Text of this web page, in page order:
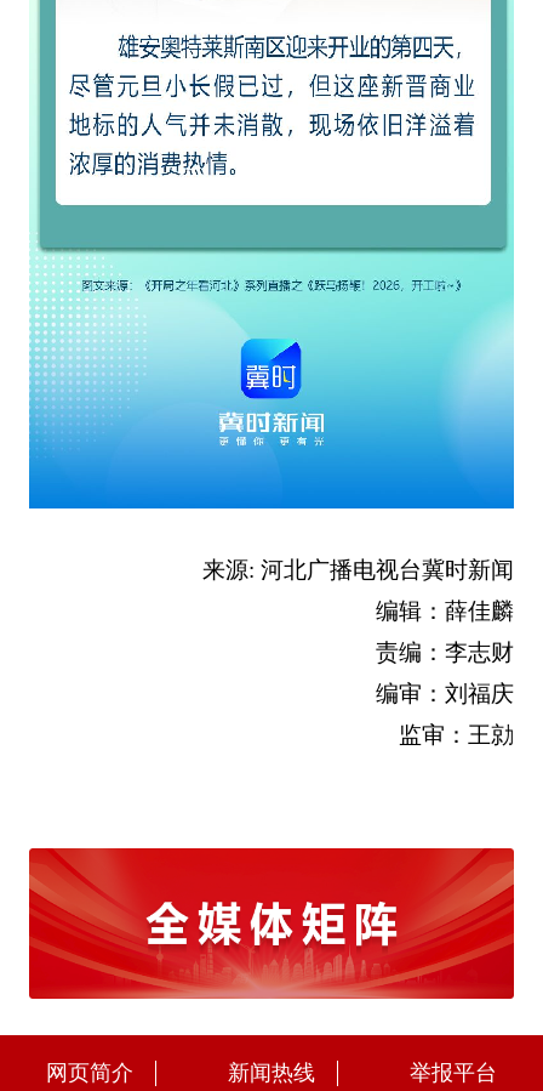
来源: 河北广播电视台冀时新闻
编辑：薛佳麟
责编：李志财
编审：刘福庆
监审：王勍
网页简介 新闻热线 举报平台